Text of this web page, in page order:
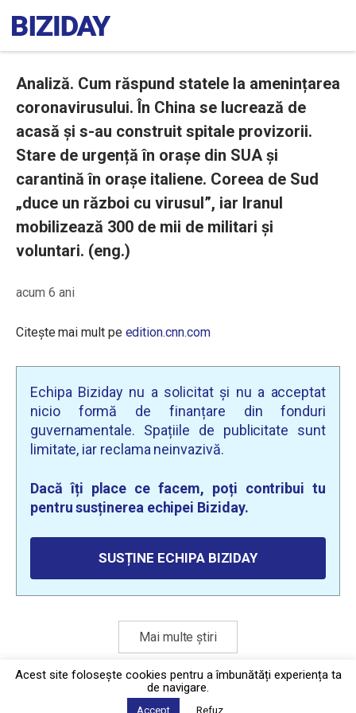
Analiză. Cum răspund statele la amenințarea
coronavirusului. În China se lucrează de
acasă și s-au construit spitale provizorii.
Stare de urgență în orașe din SUA și
carantină în orașe italiene. Coreea de Sud
„duce un război cu virusul”, iar Iranul
mobilizează 300 de mii de militari și
voluntari. (eng.)
acum 6 ani
Citește mai mult pe edition.cnn.com
Echipa Biziday nu a solicitat și nu a acceptat
nicio formă de finanțare din fonduri
guvernamentale. Spațiile de publicitate sunt
limitate, iar reclama neinvazivă.
Dacă îți place ce facem, poți contribui tu
pentru susținerea echipei Biziday.
SUSȚINE ECHIPA BIZIDAY
Mai multe știri
Politica de confidențialitate
Acest site foloseşte cookies pentru a îmbunătăți experiența ta
de navigare.
Accept Refuz